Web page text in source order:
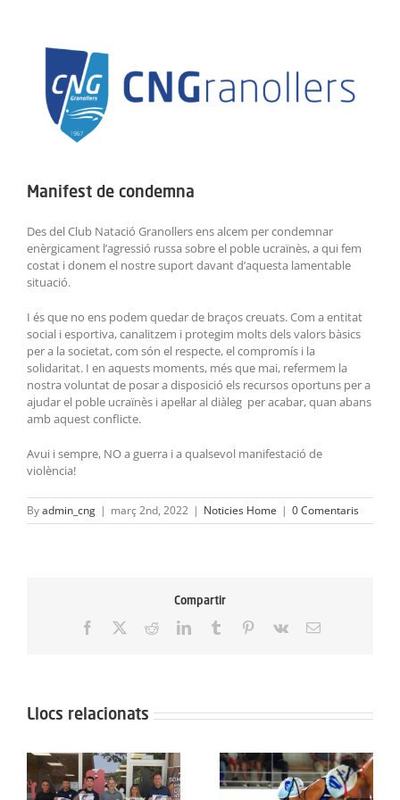
INFANTS
EMPRESES
CONTACTE
TREBALLA AMB NOSALTRES!
Image
Manifest de condemna
Des del Club Natació Granollers ens alcem per condemnar
enèrgicament l’agressió russa sobre el poble ucraïnès, a qui fem
costat i donem el nostre suport davant d’aquesta lamentable
situació.
I és que no ens podem quedar de braços creuats. Com a entitat
social i esportiva, canalitzem i protegim molts dels valors bàsics
per a la societat, com són el respecte, el compromís i la
solidaritat. I en aquests moments, més que mai, refermem la
nostra voluntat de posar a disposició els recursos oportuns per a
ajudar el poble ucraïnès i apel·lar al diàleg per acabar, quan abans
amb aquest conflicte.
Avui i sempre, NO a guerra i a qualsevol manifestació de
violència!
Byadmin_cng | març 2nd, 2022 | Noticies Home | 0 Comentaris
Compartir
Facebook RedditLinkedInTumblr Pinterest
Vk Email:
Llocs relacionats
El Trofeu de l’Ascensió
Dia històric per al Club